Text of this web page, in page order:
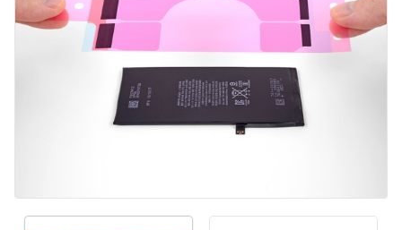
コメントを投稿